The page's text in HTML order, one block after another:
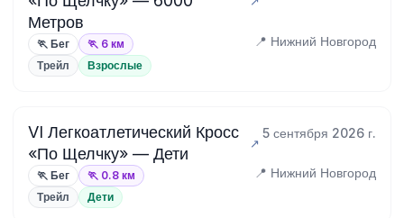
Метров
🏃 Бег 🏃 6 км 📍 Нижний Новгород
Трейл Взрослые
VI Легкоатлетический Кросс
«По Щелчку» — Дети
5 сентября 2026 г.
🏃 Бег 🏃 0.8 км 📍 Нижний Новгород
Трейл Дети